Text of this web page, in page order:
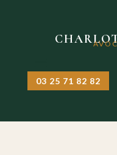
03 25 71 82 82